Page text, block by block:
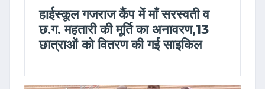
हाईस्कूल गजराज कैंप में माँ सरस्वती व
छ.ग. महतारी की मूर्ति का अनावरण,13
छात्राओं को वितरण की गई साइकिल